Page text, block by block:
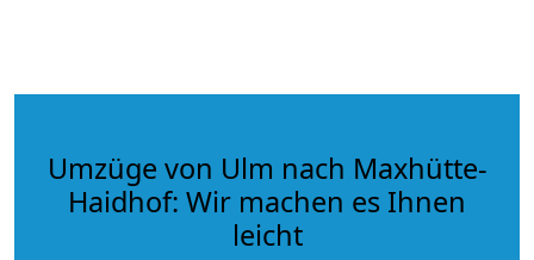
Umzüge von Ulm nach Maxhütte-
Haidhof: Wir machen es Ihnen
leicht